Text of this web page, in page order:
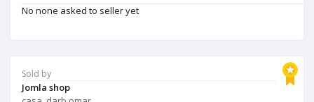
Sold by
Jomla shop
No none asked to seller yet